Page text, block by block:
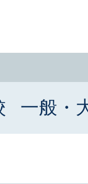
一般・